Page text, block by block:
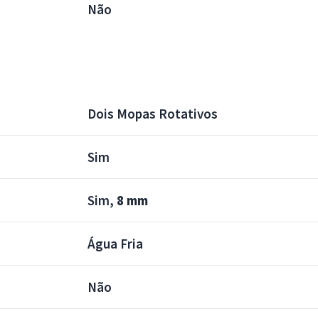
Não
Dois Mopas Rotativos
Sim
Sim, 8 mm
Água Fria
Não